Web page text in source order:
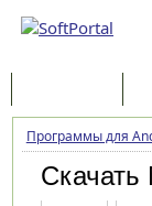
Программы для
Скачать